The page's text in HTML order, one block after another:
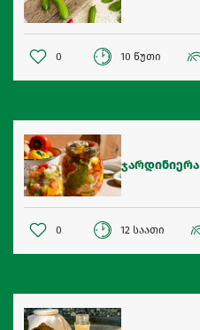
0 10 წუთი
ჯარდინიერა
0 12 საათი